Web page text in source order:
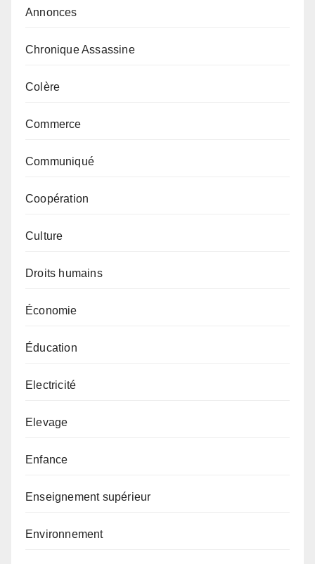
Annonces
Chronique Assassine
Colère
Commerce
Communiqué
Coopération
Culture
Droits humains
Économie
Éducation
Electricité
Elevage
Enfance
Enseignement supérieur
Environnement